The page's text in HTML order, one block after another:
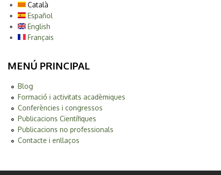
Català
Español
English
Français
MENÚ PRINCIPAL
Blog
Formació i activitats acadèmiques
Conferències i congressos
Publicacions Científiques
Publicacions no professionals
Contacte i enllaços